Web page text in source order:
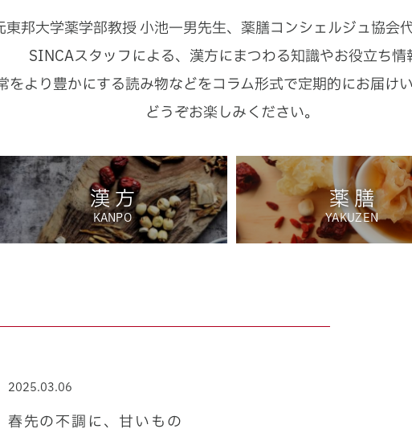
東邦大学薬学部教授 小池一男先生、 薬膳コンシェルジュ協会
SINCAスタッフによる、 漢方にまつわる知識やお役立ち情
をより豊かにする読み物などをコラム形式で定期的にお届け
どうぞお楽しみください。
漢 方
KANPO
薬 膳
YAKUZEN
2025.03.06
春先の不調に、甘いもの